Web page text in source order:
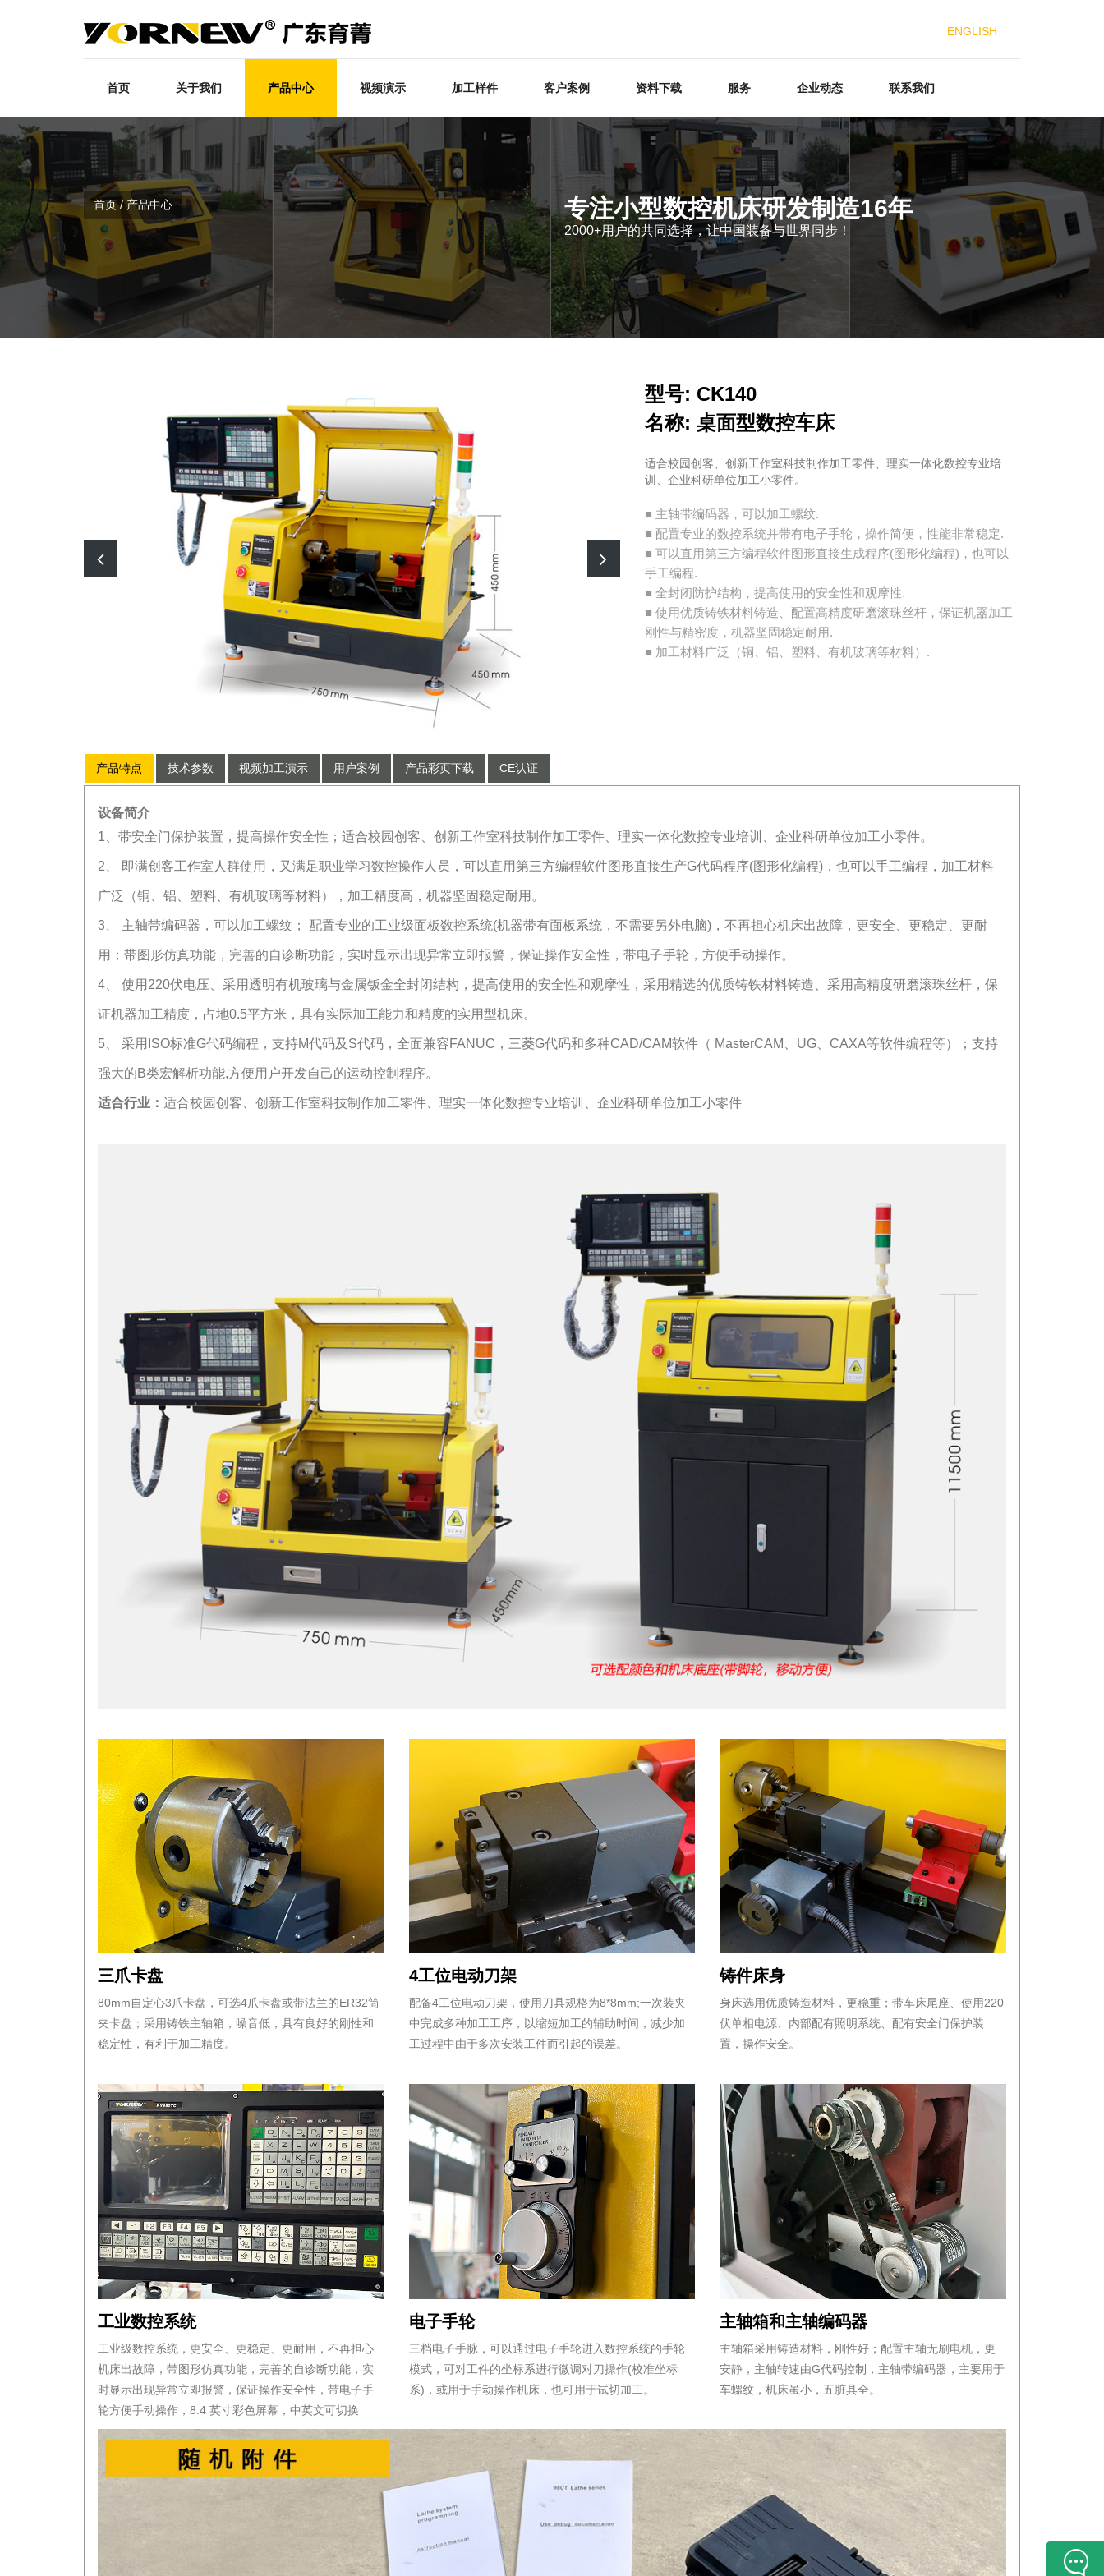
ENGLISH
首页 关于我们 产品中心 视频演示 加工样件 客户案例 资料下载 服务 企业动态 联系我们
首页 / 产品中心 专注小型数控机床研发制造16年
2000+用户的共同选择，让中国装备与世界同步！
型号: CK140
名称: 桌面型数控车床
适合校园创客、创新工作室科技制作加工零件、理实一体化数控专业培
训、企业科研单位加工小零件。
■ 主轴带编码器，可以加工螺纹.
■ 配置专业的数控系统并带有电子手轮，操作简便，性能非常稳定.
■ 可以直用第三方编程软件图形直接生成程序(图形化编程)，也可以
手工编程.
■ 全封闭防护结构，提高使用的安全性和观摩性.
■ 使用优质铸铁材料铸造、配置高精度研磨滚珠丝杆，保证机器加工
刚性与精密度，机器坚固稳定耐用.
■ 加工材料广泛（铜、铝、塑料、有机玻璃等材料）.
产品特点 技术参数 视频加工演示 用户案例 产品彩页下载 CE认证
设备简介
1、带安全门保护装置，提高操作安全性；适合校园创客、创新工作室科技制作加工零件、理实一体化数控专业培训、企业科研单位加工小零件。
2、 即满创客工作室人群使用，又满足职业学习数控操作人员，可以直用第三方编程软件图形直接生产G代码程序(图形化编程)，也可以手工编程，加工材料
广泛（铜、铝、塑料、有机玻璃等材料），加工精度高，机器坚固稳定耐用。
3、 主轴带编码器，可以加工螺纹； 配置专业的工业级面板数控系统(机器带有面板系统，不需要另外电脑)，不再担心机床出故障，更安全、更稳定、更耐
用；带图形仿真功能，完善的自诊断功能，实时显示出现异常立即报警，保证操作安全性，带电子手轮，方便手动操作。
4、 使用220伏电压、采用透明有机玻璃与金属钣金全封闭结构，提高使用的安全性和观摩性，采用精选的优质铸铁材料铸造、采用高精度研磨滚珠丝杆，保
证机器加工精度，占地0.5平方米，具有实际加工能力和精度的实用型机床。
5、 采用ISO标准G代码编程，支持M代码及S代码，全面兼容FANUC，三菱G代码和多种CAD/CAM软件（ MasterCAM、UG、CAXA等软件编程等）；支持
强大的B类宏解析功能,方便用户开发自己的运动控制程序。
适合行业： 适合校园创客、创新工作室科技制作加工零件、理实一体化数控专业培训、企业科研单位加工小零件
三爪卡盘
80mm自定心3爪卡盘，可选4爪卡盘或带法兰的ER32筒
夹卡盘；采用铸铁主轴箱，噪音低，具有良好的刚性和
稳定性，有利于加工精度。
4工位电动刀架
配备4工位电动刀架，使用刀具规格为8*8mm;一次装夹
中完成多种加工工序，以缩短加工的辅助时间，减少加
工过程中由于多次安装工件而引起的误差。
铸件床身
身床选用优质铸造材料，更稳重；带车床尾座、使用220
伏单相电源、内部配有照明系统、配有安全门保护装
置，操作安全。
工业数控系统
工业级数控系统，更安全、更稳定、更耐用，不再担心
机床出故障，带图形仿真功能，完善的自诊断功能，实
时显示出现异常立即报警，保证操作安全性，带电子手
轮方便手动操作，8.4 英寸彩色屏幕，中英文可切换
电子手轮
‌三档电子手脉，可以通过电子手轮进入数控系统的手轮
模式，‌可对工件的坐标系进行微调对刀操作(校准坐标
系)，或用于手动操作机床，也可用于试切加工。
主轴箱和主轴编码器
主轴箱采用铸造材料，刚性好；配置主轴无刷电机，更
安静，主轴转速由G代码控制，主轴带编码器，主要用于
车螺纹，机床虽小，五脏具全。